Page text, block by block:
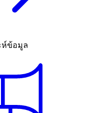
ห์ข้อมูล